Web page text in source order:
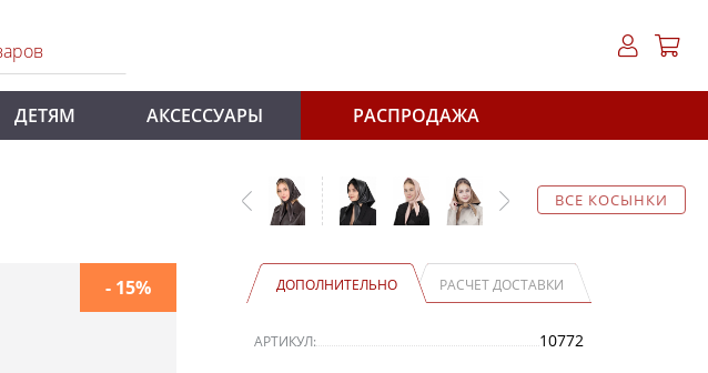
ДЕТЯМ АКСЕССУАРЫ РАСПРОДАЖА
ВСЕ КОСЫНКИ
- 15% ДОПОЛНИТЕЛЬНО РАСЧЕТ ДОСТАВКИ
АРТИКУЛ: 10772